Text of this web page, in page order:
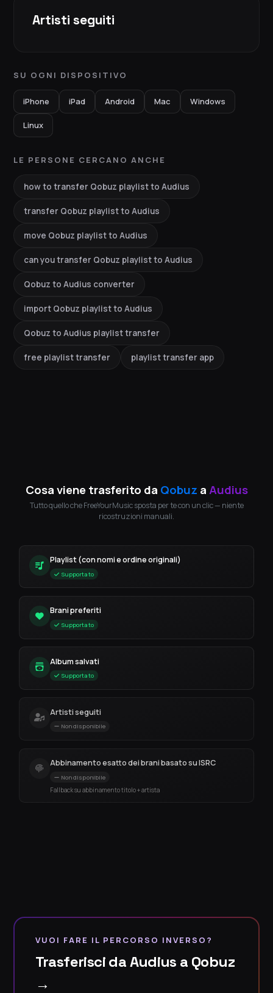
Artisti seguiti
SU OGNI DISPOSITIVO
iPhone iPad Android Mac Windows
Linux
LE PERSONE CERCANO ANCHE
how to transfer Qobuz playlist to Audius
transfer Qobuz playlist to Audius
move Qobuz playlist to Audius
can you transfer Qobuz playlist to Audius
Qobuz to Audius converter
import Qobuz playlist to Audius
Qobuz to Audius playlist transfer
free playlist transfer playlist transfer app
Cosa viene trasferito da Qobuz aAudius
Tutto quello che FreeYourMusic sposta per te con un clic — niente
ricostruzioni manuali.
Playlist (con nomi e ordine originali)
Supportato
Brani preferiti
Supportato
Album salvati
Supportato
Artisti seguiti
Non disponibile
Abbinamento esatto dei brani basato su ISRC
Non disponibile
Fallback su abbinamento titolo + artista
VUOI FARE IL PERCORSO INVERSO?
Trasferisci da Audius a Qobuz
→